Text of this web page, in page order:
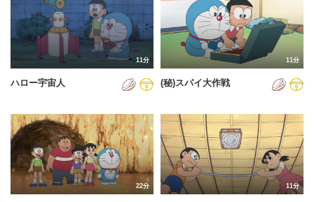
11分
ハロー宇宙人
11分
(秘)スパイ大作戦
22分 11分